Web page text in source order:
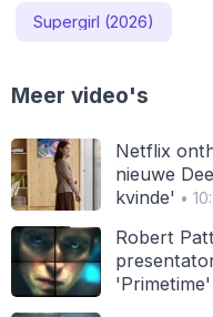
Supergirl (2026)
Meer video's
Netflix
nieuwe
kvinde' •
Robert
'Primetime'